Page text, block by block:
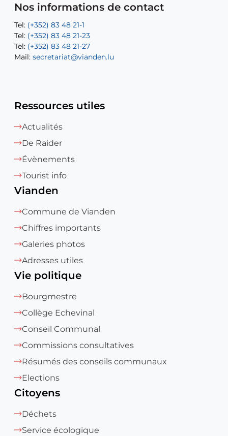
Nos informations de contact
Tel: (+352) 83 48 21-1
Tel: (+352) 83 48 21-23
Tel: (+352) 83 48 21-27
Mail: secretariat@vianden.lu
Tel: (+352) 83 48 21-20
Tel: (+352) 83 48 21-22
Mail:sofia.carvalho@vianden.lu
Mail: diane.storn@vianden.lu
Mail:recette@vianden.lu
Tel:(+352) 83 48 21-31
Tel:Permanence (Fuite d’eau) : 83 48 21 61
Ressources utiles
Actualités
De Raider
Évènements
Tourist info
Vianden
Commune de Vianden
Chiffres importants
Galeries photos
Adresses utiles
Vie politique
Bourgmestre
Collège Echevinal
Conseil Communal
Commissions consultatives
Résumés des conseils communaux
Elections
Citoyens
Déchets
Service écologique